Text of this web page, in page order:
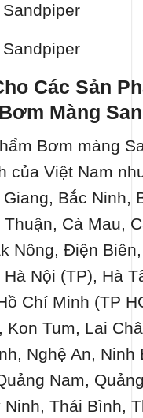
Các Sản
Màng
Bơm màng
của Việt Nam
Bắc Ninh,
Cà Mau,
Nông, Điện
Nội (TP), Hà
Chí Minh (TP
Kon Tum, Lai
Nghệ An, Ninh
Nam,
Thái Bình,